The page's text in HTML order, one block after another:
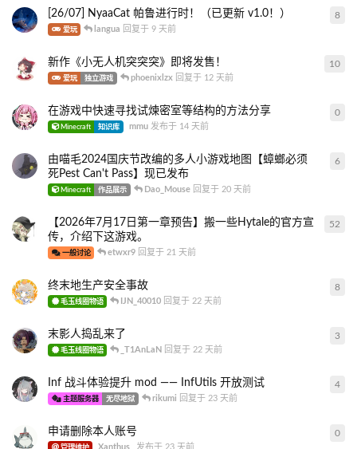
[26/07] NyaaCat 帕鲁进行时！（已更新 v1.0！）
爱玩 langua 回复于9 天前
8
新作《小无人机突突突》即将发售！
爱玩 独立游戏 phoenixlzx回复于 12 天前
10
在游戏中快速寻找试煉密室等结构的方法分享
Minecraft 知识库 mmu发布于 14 天前
0
由喵毛2024国庆节改编的多人小游戏地图【蟑螂必须
死Pest Can't Pass】现已发布
Minecraft 作品展示 Dao_Mouse回复于 20 天前
6
【2026年7月17日第一章预告】搬一些Hytale的官方宣
传，介绍下这游戏。
一般讨论 etwxr9 回复于 21 天前
52
终末地生产安全事故
毛玉线圈物语 IJN_40010 回复于 22 天前
8
末影人捣乱来了
毛玉线圈物语 _T1AnLaN 回复于 22 天前
3
Inf 战斗体验提升 mod —— InfUtils 开放测试
主题服务器 无尽地狱 rikumi 回复于 23 天前
4
申请删除本人账号
Xanthus_ 发布于 23 天前
0